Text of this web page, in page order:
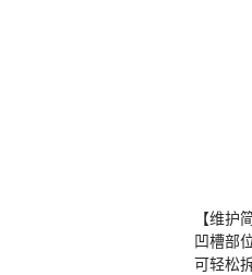
【维护
凹槽部
可轻松